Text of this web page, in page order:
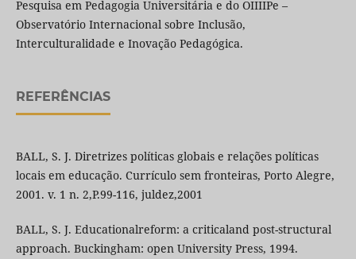
Pesquisa em Pedagogia Universitária e do OIIIIPe –
Observatório Internacional sobre Inclusão,
Interculturalidade e Inovação Pedagógica.
REFERÊNCIAS
BALL, S. J. Diretrizes políticas globais e relações políticas
locais em educação. Currículo sem fronteiras, Porto Alegre,
2001. v. 1 n. 2,P.99-116, juldez,2001
BALL, S. J. Educationalreform: a criticaland post-structural
approach. Buckingham: open University Press, 1994.